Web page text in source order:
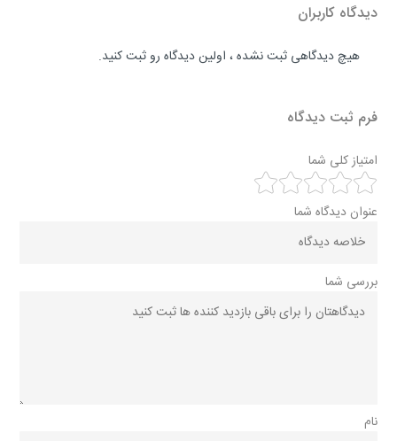
دیدگاه کاربران
هیچ دیدگاهی ثبت نشده ، اولین دیدگاه رو ثبت کنید.
فرم ثبت دیدگاه
امتیاز کلی شما
عنوان دیدگاه شما
بررسی شما
نام